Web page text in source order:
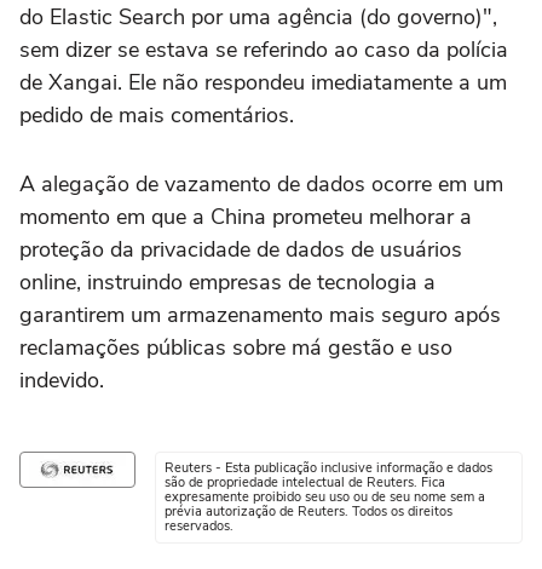
do Elastic Search por uma agência (do governo)",
sem dizer se estava se referindo ao caso da polícia
de Xangai. Ele não respondeu imediatamente a um
pedido de mais comentários.
A alegação de vazamento de dados ocorre em um
momento em que a China prometeu melhorar a
proteção da privacidade de dados de usuários
online, instruindo empresas de tecnologia a
garantirem um armazenamento mais seguro após
reclamações públicas sobre má gestão e uso
indevido.
Reuters - Esta publicação inclusive informação e dados
são de propriedade intelectual de Reuters. Fica
expresamente proibido seu uso ou de seu nome sem a
prévia autorização de Reuters. Todos os direitos
reservados.